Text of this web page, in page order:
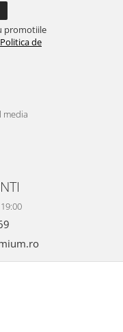
promotiile
Politica de
media